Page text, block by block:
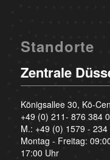
Standorte
Zentrale
Königsallee 30, Kö-
+49 (0) 211- 876 384 0
M.: +49 (0) 1579 - 234
Montag - Freitag:
17:00 Uhr